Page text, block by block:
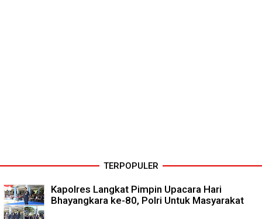
TERPOPULER
Kapolres Langkat Pimpin Upacara Hari
Bhayangkara ke-80, Polri Untuk Masyarakat